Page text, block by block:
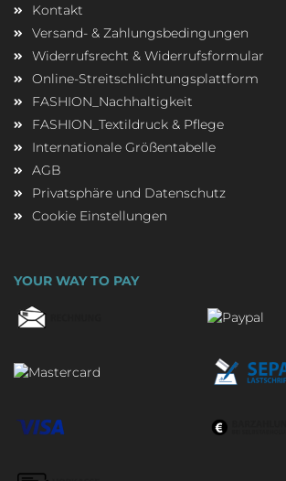
Kontakt
Versand- & Zahlungsbedingungen
Widerrufsrecht & Widerrufsformular
Online-Streitschlichtungsplattform
FASHION_Nachhaltigkeit
FASHION_Textildruck & Pflege
Internationale Größentabelle
AGB
Privatsphäre und Datenschutz
Cookie Einstellungen
YOUR WAY TO PAY